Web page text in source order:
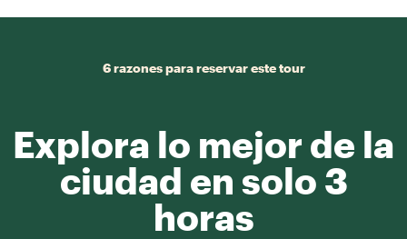
6 razones para reservar este tour
Explora lo mejor de la
ciudad en solo 3
horas